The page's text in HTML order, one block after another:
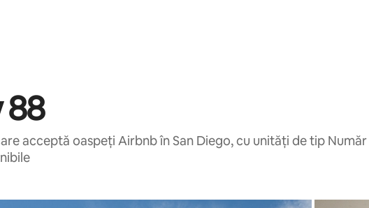
88
acceptă oaspeți Airbnb în San Diego, cu unități de tip